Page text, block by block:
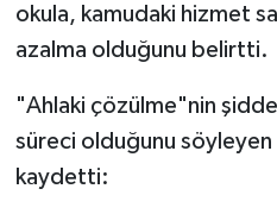
okula, kamudaki hizmet
azalma olduğunu belirtti.
"Ahlaki çözülme"nin
süreci olduğunu söyleyen
kaydetti: